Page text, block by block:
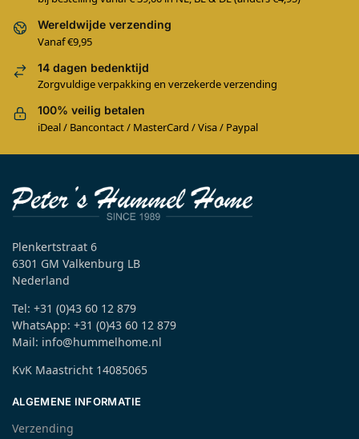
Wereldwijde verzending
Vanaf €9,95
14 dagen bedenktijd
Zorgvuldige verpakking en verzekerde verzending
100% veilig betalen
iDeal / Bancontact / MasterCard / Visa / Paypal
Plenkertstraat 6
6301 GM Valkenburg LB
Nederland
Tel: +31 (0)43 60 12 879
WhatsApp: +31 (0)43 60 12 879
Mail: info@hummelhome.nl
KvK Maastricht 14085065
ALGEMENE INFORMATIE
Verzending